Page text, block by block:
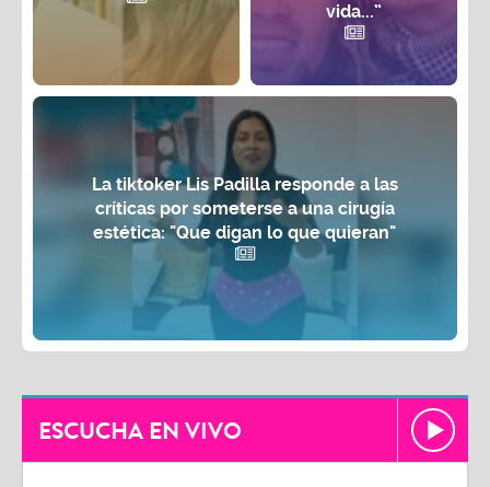
vida...”
La tiktoker Lis Padilla responde a las
críticas por someterse a una cirugía
estética: "Que digan lo que quieran"
ESCUCHA EN VIVO